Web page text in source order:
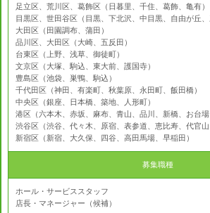
足立区、荒川区、葛飾区（日暮里、千住、葛飾、亀有）
目黒区、世田谷区（目黒、下北沢、中目黒、自由が丘、
大田区（田園調布、蒲田）
品川区、大田区（大崎、五反田）
台東区（上野、浅草、御徒町）
文京区（大塚、駒込、東大前、護国寺）
豊島区（池袋、巣鴨、駒込）
千代田区（神田、有楽町、秋葉原、永田町、飯田橋）
中央区（銀座、日本橋、築地、人形町）
港区（六本木、赤坂、麻布、青山、品川、新橋、お台場
渋谷区（渋谷、代々木、原宿、表参道、恵比寿、代官
新宿区（新宿、大久保、四谷、高田馬場、早稲田）
募集職種
ホール・サービススタッフ
店長・マネージャー（候補）